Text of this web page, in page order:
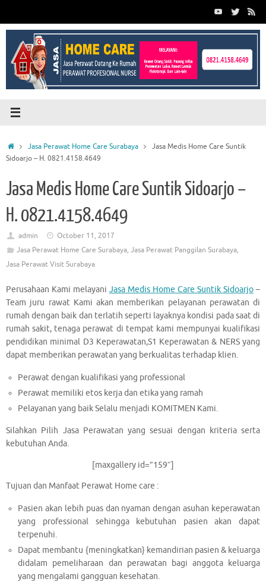
content
HomeJasa Perawat Home Care Surabaya
Jasa Medis Home Care Suntik
Sidoarjo – H. 0821.4158.4649
Jasa Medis Home Care Suntik Sidoarjo –
H. 0821.4158.4649
admin
October 11, 2017
Jasa Perawat Home Care Surabaya, Jasa Perawat Panggilan Surabaya,
Jasa Perawat Visit Surabaya
Perusahaan Kami melayani Jasa Medis Home Care Suntik Sidoarjo –
Team juru rawat Kami akan memberikan pelayanan perawatan di
rumah dengan baik dan terlatih seperti layaknya kondisi pada saat di
rumah sakit, tenaga perawat di tempat kami mempunyai kualifikasi
pendidikan minimal D3 Keperawatan,S1 Keperawatan & NERS yang
dapat memberikan perawatan yang berkualitas terhadap klien.
Perawat dengan kualifikasi yang professional
Perawat memiliki etos kerja dan etika yang ramah
Pelayanan yang baik Selalu menjadi KOMITMEN Kami.
Silahkan Pilih Jasa Perawatan yang sesuai dengan kriteria serta
kebutuhan Anda.
[maxgallery id=”159″]
Tujuan dan Manfaat Perawat Home care :
Pasien akan lebih puas dan nyaman dengan asuhan keperawatan
yang professional sehingga kebutuhan pasien akan dapat
terpenuhi.
Dapat membantu {meningkatkan} kemandirian pasien & keluarga
didalam pemeliharaan dan perawatan bagi anggota keluarga
yang mengalami gangguan kesehatan.